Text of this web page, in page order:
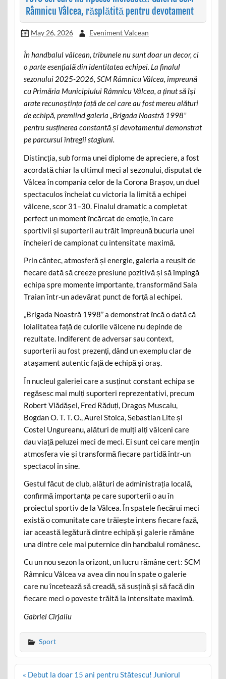
Râmnicu Vâlcea, răsplătită pentru devotament
May 26, 2026 Eveniment Valcean
În handbalul vâlcean, tribunele nu sunt doar un decor, ci
o parte esențială din identitatea echipei. La finalul
sezonului 2025-2026, SCM Râmnicu Vâlcea, împreună
cu Primăria Municipiului Râmnicu Vâlcea, a ținut să își
arate recunoștința față de cei care au fost mereu alături
de echipă, premiind galeria „Brigada Noastră 1998”
pentru susținerea constantă și devotamentul demonstrat
pe parcursul întregii stagiuni.
Distincția, sub forma unei diplome de apreciere, a fost
acordată chiar la ultimul meci al sezonului, disputat de
Vâlcea în compania celor de la Corona Brașov, un duel
spectaculos încheiat cu victoria la limită a echipei
vâlcene, scor 31–30. Finalul dramatic a completat
perfect un moment încărcat de emoție, în care
sportivii și suporterii au trăit împreună bucuria unei
încheieri de campionat cu intensitate maximă.
Prin cântec, atmosferă și energie, galeria a reușit de
fiecare dată să creeze presiune pozitivă și să împingă
echipa spre momente importante, transformând Sala
Traian într-un adevărat punct de forță al echipei.
„Brigada Noastră 1998” a demonstrat încă o dată că
loialitatea față de culorile vâlcene nu depinde de
rezultate. Indiferent de adversar sau context,
suporterii au fost prezenți, dând un exemplu clar de
atașament autentic față de echipă și oraș.
În nucleul galeriei care a susținut constant echipa se
regăsesc mai mulți suporteri reprezentativi, precum
Robert Vlădășel, Fred Răduți, Dragoș Muscalu,
Bogdan O. T. T. O., Aurel Stoica, Sebastian Lite și
Costel Ungureanu, alături de mulți alți vâlceni care
dau viață peluzei meci de meci. Ei sunt cei care mențin
atmosfera vie și transformă fiecare partidă într-un
spectacol în sine.
Gestul făcut de club, alături de administrația locală,
confirmă importanța pe care suporterii o au în
proiectul sportiv de la Vâlcea. În spatele fiecărui meci
există o comunitate care trăiește intens fiecare fază,
iar această legătură dintre echipă și galerie rămâne
una dintre cele mai puternice din handbalul românesc.
Cu un nou sezon la orizont, un lucru rămâne cert: SCM
Râmnicu Vâlcea va avea din nou în spate o galerie
care nu încetează să creadă, să susțină și să facă din
fiecare meci o poveste trăită la intensitate maximă.
Gabriel Cîrjaliu
Sport
Post
« Debut la doar 15 ani pentru Stătescu! Juniorul